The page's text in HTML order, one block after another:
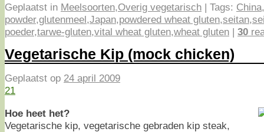
Geplaatst in Meelsoorten,Overig vegetarisch | Tags: China,
powder,glutenmeel,Japan,powdered wheat gluten,seitan,
poeder,tarwe-gluten,vital wheat gluten,wheat gluten | 30
Vegetarische Kip (mock chicken)
Geplaatst op 24 april 2009
21
Hoe heet het?
Vegetarische kip, vegetarische gebraden kip steak,